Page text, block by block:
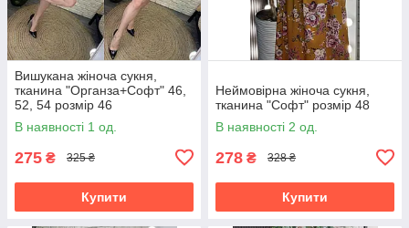
Вишукана жіноча сукня,
тканина "Органза+Софт" 46,
52, 54 розмір 46
В наявності 1 од.
275 ₴ 325 ₴
Купити
Неймовірна жіноча сукня,
тканина "Софт" розмір 48
В наявності 2 од.
278 ₴ 328 ₴
Купити